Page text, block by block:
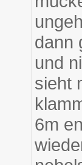
dann
und
sieht
6m